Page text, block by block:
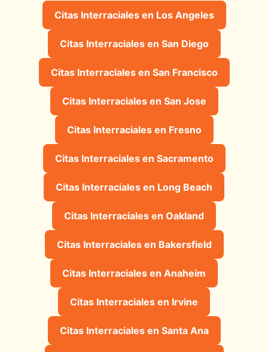
Citas Interraciales en Los Angeles
Citas Interraciales en San Diego
Citas Interraciales en San Francisco
Citas Interraciales en San Jose
Citas Interraciales en Fresno
Citas Interraciales en Sacramento
Citas Interraciales en Long Beach
Citas Interraciales en Oakland
Citas Interraciales en Bakersfield
Citas Interraciales en Anaheim
Citas Interraciales en Irvine
Citas Interraciales en Santa Ana